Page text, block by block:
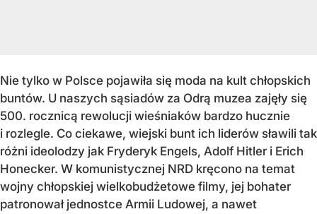
Nie tylko w Polsce pojawiła się moda na kult chłopskich
buntów. U naszych sąsiadów za Odrą muzea zajęły się
500. rocznicą rewolucji wieśniaków bardzo hucznie
i rozlegle. Co ciekawe, wiejski bunt ich liderów sławili tak
różni ideolodzy jak Fryderyk Engels, Adolf Hitler i Erich
Honecker. W komunistycznej NRD kręcono na temat
wojny chłopskiej wielkobudżetowe filmy, jej bohater
patronował jednostce Armii Ludowej, a nawet